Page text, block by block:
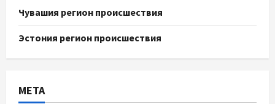
Чувашия регион происшествия
Эстония регион происшествия
МЕТА